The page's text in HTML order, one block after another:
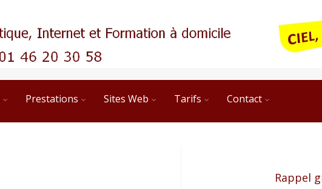
Prestations Sites Web Tarifs Contact
Rappel